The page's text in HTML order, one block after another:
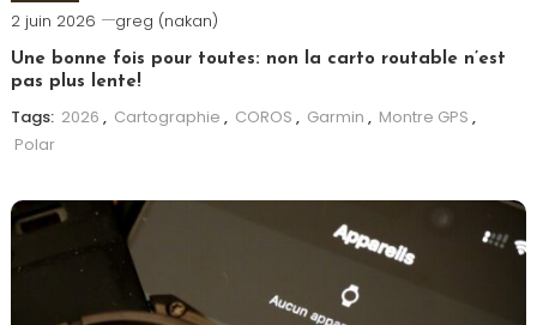
2 juin 2026 greg (nakan)
Une bonne fois pour toutes: non la carto routable n’est
pas plus lente!
Tags: 2026 , Cartographie , COROS , Garmin , Montre GPS ,
Polar